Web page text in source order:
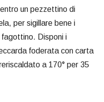
un pezzettino di
per sigillare bene i
fagottino. Disponi i
foderata con carta
a 170° per 35